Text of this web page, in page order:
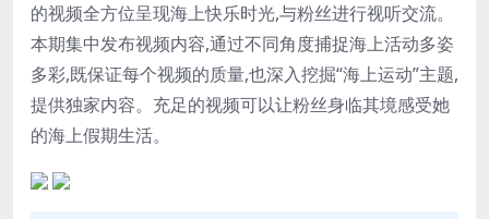
的视频全方位呈现海上快乐时光,与粉丝进行视听交流。
本期集中发布视频内容,通过不同角度捕捉海上活动多姿
多彩,既保证每个视频的质量,也深入挖掘“海上运动”主题,
提供独家内容。充足的视频可以让粉丝身临其境感受她
的海上假期生活。